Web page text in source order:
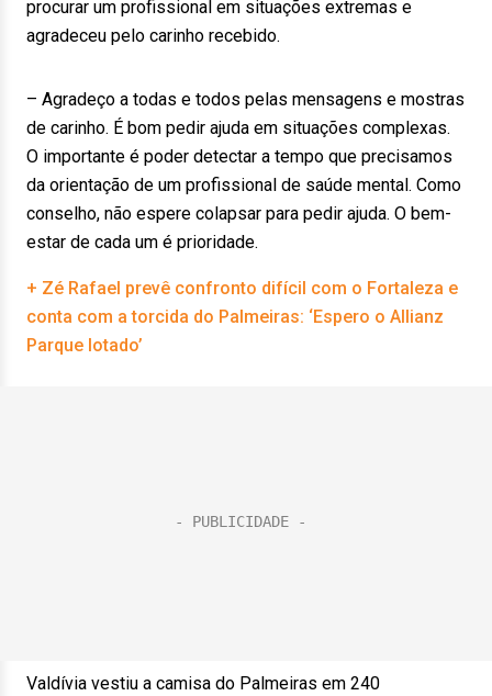
procurar um profissional em situações extremas e
agradeceu pelo carinho recebido.
– Agradeço a todas e todos pelas mensagens e mostras
de carinho. É bom pedir ajuda em situações complexas.
O importante é poder detectar a tempo que precisamos
da orientação de um profissional de saúde mental. Como
conselho, não espere colapsar para pedir ajuda. O bem-
estar de cada um é prioridade.
+ Zé Rafael prevê confronto difícil com o Fortaleza e
conta com a torcida do Palmeiras: ‘Espero o Allianz
Parque lotado’
Valdívia vestiu a camisa do Palmeiras em 240